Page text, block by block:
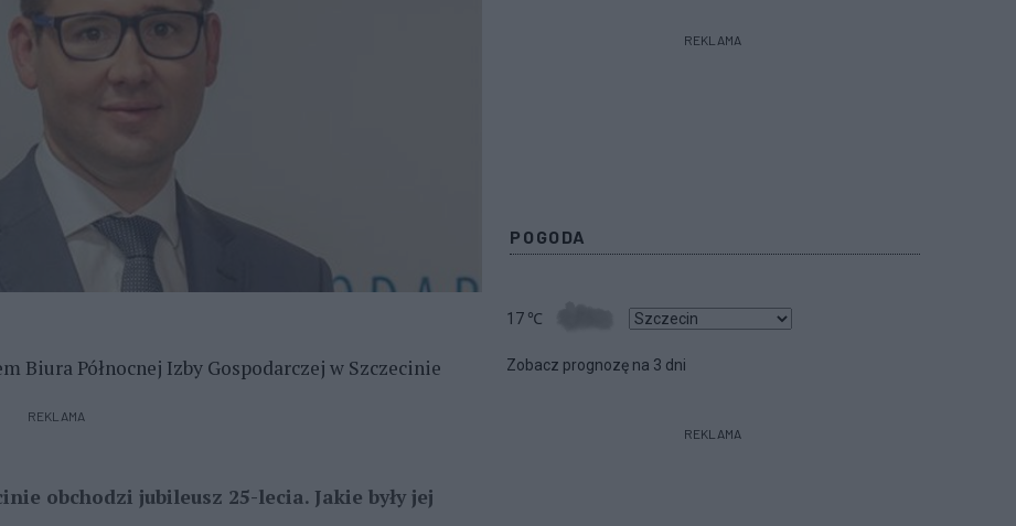
Biura Północnej Izby Gospodarczej w Szczecinie
REKLAMA
obchodzi jubileusz 25-lecia. Jakie były jej
REKLAMA
POGODA
17 ℃
Zobacz prognozę na 3 dni
REKLAMA